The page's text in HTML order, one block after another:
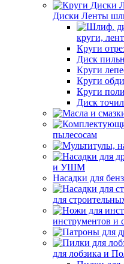
Диски Ленты
круги,
Круги
Диск
Круги
Круги
Круги
Диск
пылесосам
и УШМ
Насадки для
для
инструментов и
для лобзика и